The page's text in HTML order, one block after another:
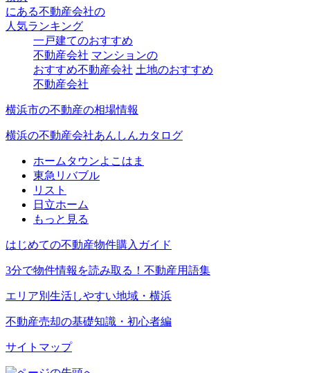
にある不動産会社の
人気ランキング
一戸建てのおすすめ
不動産会社 マンションの
おすすめ不動産会社 土地のおすすめ
不動産会社
横浜市の不動産の相場情報
横浜の不動産会社あんしんカタログ
ホームタウンよこはま
東急リバブル
リスト
日立ホーム
もっと見る
はじめての不動産物件購入ガイド
3分で物件情報を読み取る！不動産用語集
エリア別生活しやすい地域・横浜
不動産売却の基礎知識・初心者編
サイトマップ